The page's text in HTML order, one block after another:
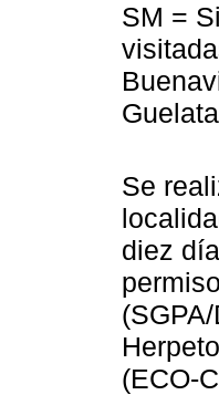
SM =
Se
diez
(ECO-